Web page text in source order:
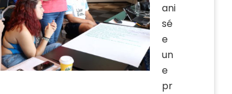
ani
sé
e
un
e
pr